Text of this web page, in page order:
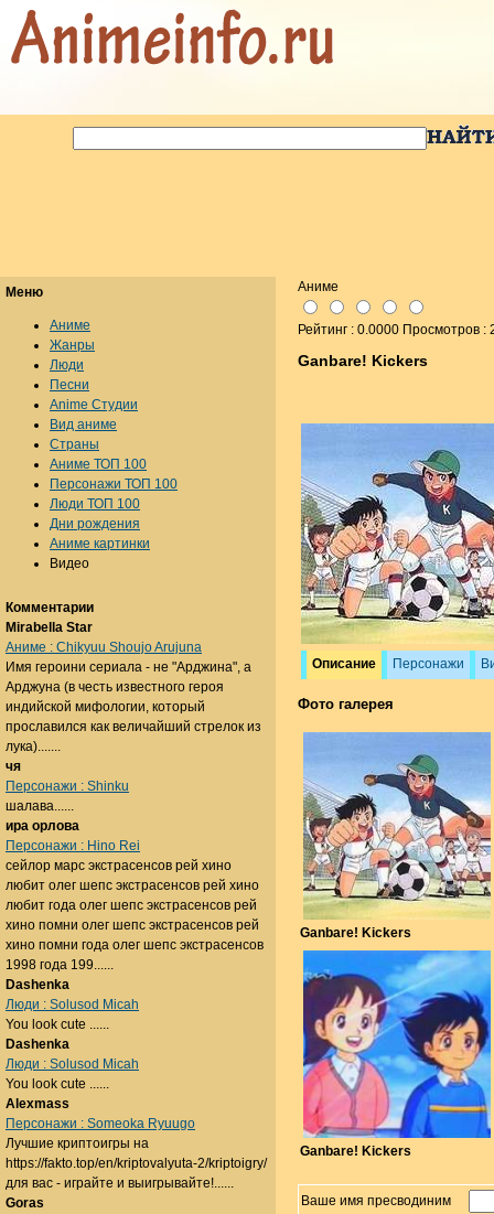
Аниме
Рейтинг : 0.0000 Просмотров :
Ganbare! Kickers
Описание Персонажи
Фото галерея
Ganbare! Kickers
Ganbare! Kickers
Ваше имя пресводиним
Меню
Аниме
Жанры
Люди
Песни
Anime Студии
Вид аниме
Страны
Аниме ТОП 100
Персонажи ТОП 100
Люди ТОП 100
Дни рождения
Аниме картинки
Видео
Комментарии
Mirabella Star
Аниме : Chikyuu Shoujo Arujuna
Имя героини сериала - не "Арджина", а
Арджуна (в честь известного героя
индийской мифологии, который
прославился как величайший стрелок из
лука).......
чя
Персонажи : Shinku
шалава......
ира орлова
Персонажи : Hino Rei
сейлор марс экстрасенсов рей хино
любит олег шепс экстрасенсов рей хино
любит года олег шепс экстрасенсов рей
хино помни олег шепс экстрасенсов рей
хино помни года олег шепс экстрасенсов
1998 года 199......
Dashenka
Люди : Solusod Micah
You look cute ......
Dashenka
Люди : Solusod Micah
You look cute ......
Alexmass
Персонажи : Someoka Ryuugo
Лучшие криптоигры на
https://fakto.top/en/kriptovalyuta-2/kriptoigry/
для вас - играйте и выигрывайте!......
Goras